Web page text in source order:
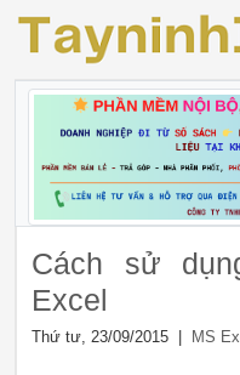
Cách sử
Excel
Thứ tư, 23/09/2015 | MS